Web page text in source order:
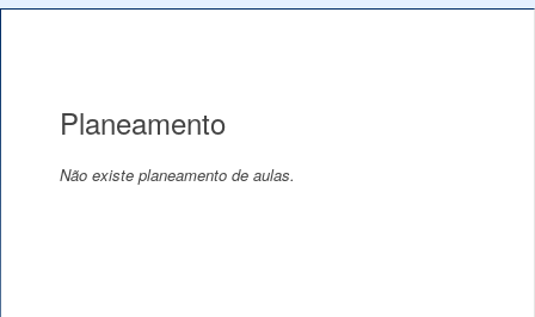
Planeamento
Não existe planeamento de aulas.